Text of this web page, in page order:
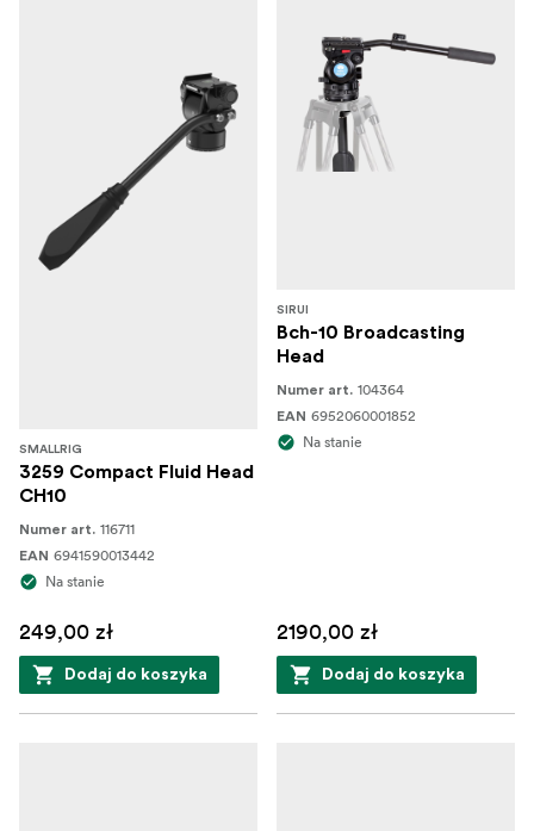
SMALLRIG
3259 Compact Fluid Head
CH10
Numer art. 116711
EAN 6941590013442
Na stanie
249,00 zł
Dodaj do koszyka
SIRUI
Bch-10 Broadcasting
Head
Numer art. 104364
EAN 6952060001852
Na stanie
2190,00 zł
Dodaj do koszyka